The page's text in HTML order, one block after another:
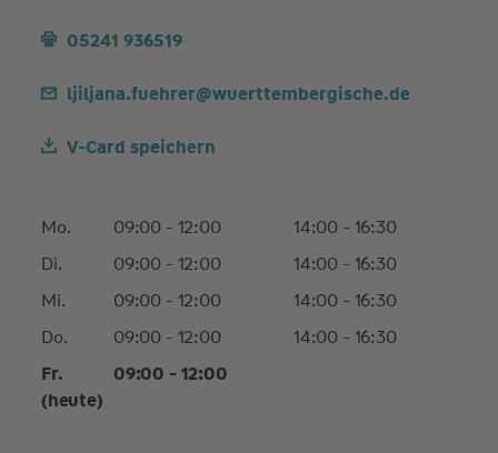
05241 936519
ljiljana.fuehrer@wuerttembergische.de
V-Card speichern
Mo. 09:00 - 12:00
14:00 - 16:30
Di.
09:00 - 12:00
14:00 - 16:30
Mi.
09:00 - 12:00
14:00 - 16:30
Do.
09:00 - 12:00
14:00 - 16:30
Fr.
(heute)
09:00 - 12:00